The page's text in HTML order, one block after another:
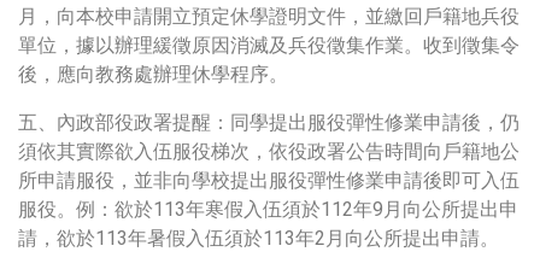
月，向本校申請開立預定休學證明文件，並繳回戶籍地兵役
單位，據以辦理緩徵原因消滅及兵役徵集作業。收到徵集令
後，應向教務處辦理休學程序。
五、內政部役政署提醒：同學提出服役彈性修業申請後，仍
須依其實際欲入伍服役梯次，依役政署公告時間向戶籍地公
所申請服役，並非向學校提出服役彈性修業申請後即可入伍
服役。例：欲於113年寒假入伍須於112年9月向公所提出申
請，欲於113年暑假入伍須於113年2月向公所提出申請。